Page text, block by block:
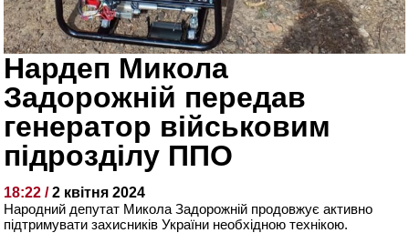
Нардеп Микола
Задорожній передав
генератор військовим
підрозділу ППО
18:22 /2 квітня 2024
Народний депутат Микола Задорожній продовжує активно
підтримувати захисників України необхідною технікою.